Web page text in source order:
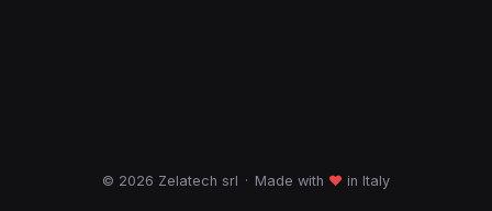
© 2026 Zelatech srl · Made with ♥ in Italy